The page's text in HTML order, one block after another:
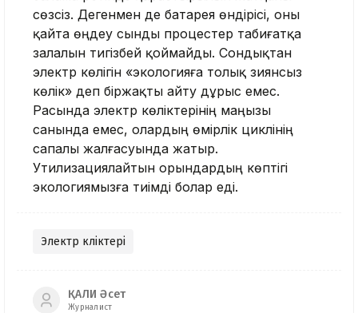
сөзсіз. Дегенмен де батарея өндірісі, оны
қайта өңдеу сынды процестер табиғатқа
залалын тигізбей қоймайды. Сондықтан
электр көлігін «экологияға толық зиянсыз
көлік» деп біржақты айту дұрыс емес.
Расында электр көліктерінің маңызы
санында емес, олардың өмірлік циклінің
сапалы жалғасуында жатыр.
Утилизациялайтын орындардың көптігі
экологиямызға тиімді болар еді.
Электр көліктері
ҚАЛИ Әсет
Журналист